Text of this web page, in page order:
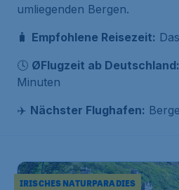
umliegenden Bergen.
🧳 Empfohlene Reisezeit:
🕓 ØFlugzeit ab Deutschland:
Minuten
✈️ Nächster Flughafen:
IRISCHES NATURPARADIES